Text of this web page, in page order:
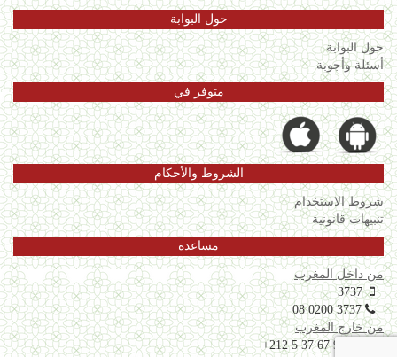
حول البوابة
حول البوابة
أسئلة وأجوبة
متوفر في
الشروط والأحكام
شروط الاستخدام
تنبيهات قانونية
مساعدة
من داخل المغرب
3737
08 0200 3737
من خارج المغرب
+212 5 37 67 99 06